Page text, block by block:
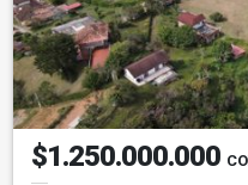
$1.250.000.000